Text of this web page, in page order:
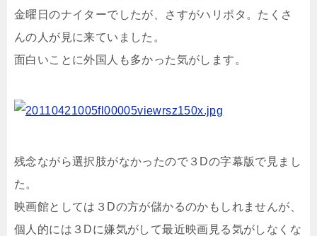
金曜日のナイターでしたが、さすがハリポタ。たくさ
んの人が見に来ていました。
面白いことに外国人も多かった気がします。
残念ながら選択肢がなかったので３Dの字幕版で見まし
た。
映画館としては３Dの方が儲かるのかもしれませんが、
個人的には３Dに嫌気がして最近映画見る気がしなくな